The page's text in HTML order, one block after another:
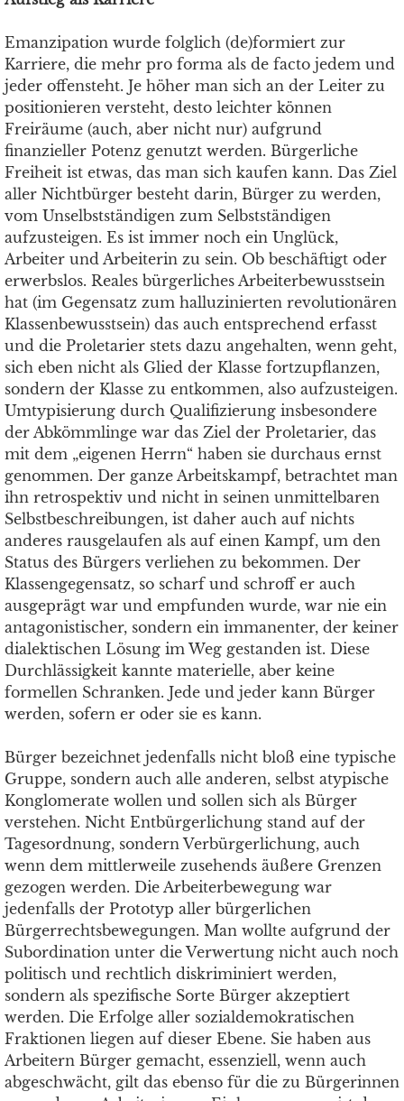
Emanzipation wurde folglich (de)formiert zur
Karriere, die mehr pro forma als de facto jedem und
jeder offensteht. Je höher man sich an der Leiter zu
positionieren versteht, desto leichter können
Freiräume (auch, aber nicht nur) aufgrund
finanzieller Potenz genutzt werden. Bürgerliche
Freiheit ist etwas, das man sich kaufen kann. Das Ziel
aller Nichtbürger besteht darin, Bürger zu werden,
vom Unselbstständigen zum Selbstständigen
aufzusteigen. Es ist immer noch ein Unglück,
Arbeiter und Arbeiterin zu sein. Ob beschäftigt oder
erwerbslos. Reales bürgerliches Arbeiterbewusstsein
hat (im Gegensatz zum halluzinierten revolutionären
Klassenbewusstsein) das auch entsprechend erfasst
und die Proletarier stets dazu angehalten, wenn geht,
sich eben nicht als Glied der Klasse fortzupflanzen,
sondern der Klasse zu entkommen, also aufzusteigen.
Umtypisierung durch Qualifizierung insbesondere
der Abkömmlinge war das Ziel der Proletarier, das
mit dem „eigenen Herrn“ haben sie durchaus ernst
genommen. Der ganze Arbeitskampf, betrachtet man
ihn retrospektiv und nicht in seinen unmittelbaren
Selbstbeschreibungen, ist daher auch auf nichts
anderes rausgelaufen als auf einen Kampf, um den
Status des Bürgers verliehen zu bekommen. Der
Klassengegensatz, so scharf und schroff er auch
ausgeprägt war und empfunden wurde, war nie ein
antagonistischer, sondern ein immanenter, der keiner
dialektischen Lösung im Weg gestanden ist. Diese
Durchlässigkeit kannte materielle, aber keine
formellen Schranken. Jede und jeder kann Bürger
werden, sofern er oder sie es kann.
Bürger bezeichnet jedenfalls nicht bloß eine typische
Gruppe, sondern auch alle anderen, selbst atypische
Konglomerate wollen und sollen sich als Bürger
verstehen. Nicht Entbürgerlichung stand auf der
Tagesordnung, sondern Verbürgerlichung, auch
wenn dem mittlerweile zusehends äußere Grenzen
gezogen werden. Die Arbeiterbewegung war
jedenfalls der Prototyp aller bürgerlichen
Bürgerrechtsbewegungen. Man wollte aufgrund der
Subordination unter die Verwertung nicht auch noch
politisch und rechtlich diskriminiert werden,
sondern als spezifische Sorte Bürger akzeptiert
werden. Die Erfolge aller sozialdemokratischen
Fraktionen liegen auf dieser Ebene. Sie haben aus
Arbeitern Bürger gemacht, essenziell, wenn auch
abgeschwächt, gilt das ebenso für die zu Bürgerinnen